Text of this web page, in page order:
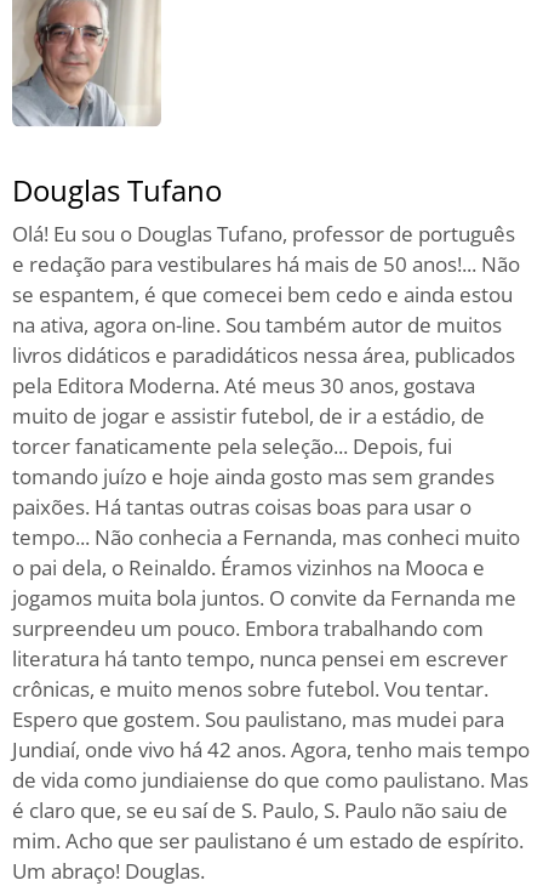
Douglas Tufano
Olá! Eu sou o Douglas Tufano, professor de português
e redação para vestibulares há mais de 50 anos!... Não
se espantem, é que comecei bem cedo e ainda estou
na ativa, agora on-line. Sou também autor de muitos
livros didáticos e paradidáticos nessa área, publicados
pela Editora Moderna. Até meus 30 anos, gostava
muito de jogar e assistir futebol, de ir a estádio, de
torcer fanaticamente pela seleção... Depois, fui
tomando juízo e hoje ainda gosto mas sem grandes
paixões. Há tantas outras coisas boas para usar o
tempo... Não conhecia a Fernanda, mas conheci muito
o pai dela, o Reinaldo. Éramos vizinhos na Mooca e
jogamos muita bola juntos. O convite da Fernanda me
surpreendeu um pouco. Embora trabalhando com
literatura há tanto tempo, nunca pensei em escrever
crônicas, e muito menos sobre futebol. Vou tentar.
Espero que gostem. Sou paulistano, mas mudei para
Jundiaí, onde vivo há 42 anos. Agora, tenho mais tempo
de vida como jundiaiense do que como paulistano. Mas
é claro que, se eu saí de S. Paulo, S. Paulo não saiu de
mim. Acho que ser paulistano é um estado de espírito.
Um abraço! Douglas.